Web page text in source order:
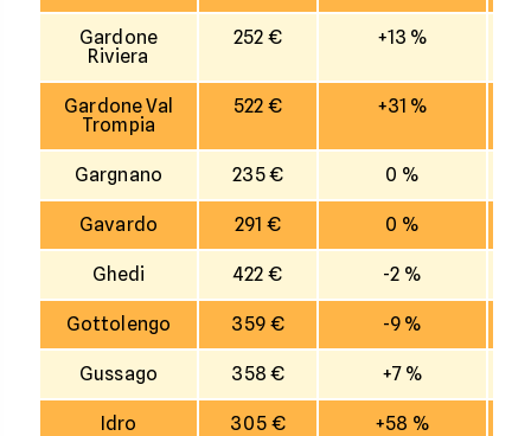
Gardone
Riviera
252 € +13 %
Gardone Val
Trompia
522 € +31 %
Gargnano 235 € 0 %
Gavardo 291 € 0 %
Ghedi 422 € -2 %
Gottolengo 359 € -9 %
Gussago 358 € +7 %
Idro 305 € +58 %